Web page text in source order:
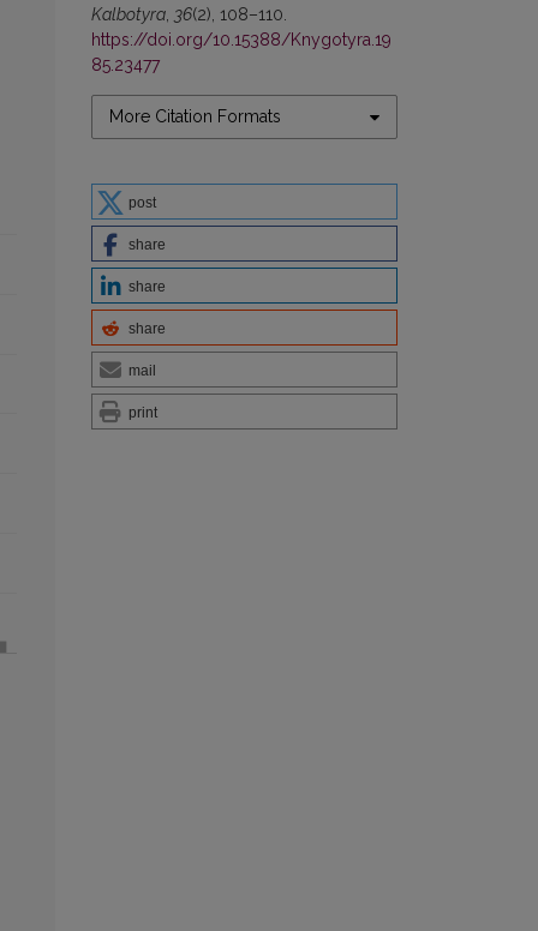
Kalbotyra 36(2), 108–110.
https://doi.org/10.15388/Knygotyra.19
85.23477
More Citation Formats
post
share
share
share
mail
print